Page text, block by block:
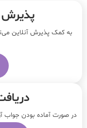
پذیرش
به کمک پذیرش آنلاین
در صورت آماده بودن جواب